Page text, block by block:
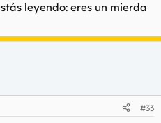
leyendo: eres un mierda
#33